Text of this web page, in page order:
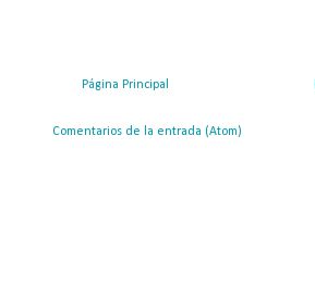
Página Principal
Comentarios de la entrada (Atom)